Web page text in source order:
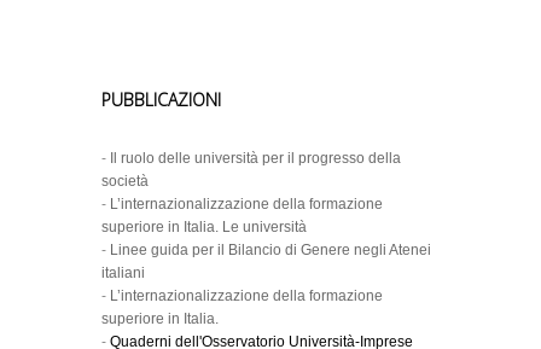
PUBBLICAZIONI
-
Il ruolo delle università per il progresso della
società
- L’internazionalizzazione della formazione
superiore in Italia. Le università
- Linee guida per il Bilancio di Genere negli Atenei
italiani
- L’internazionalizzazione della formazione
superiore in Italia.
- Quaderni dell'Osservatorio Università-Imprese